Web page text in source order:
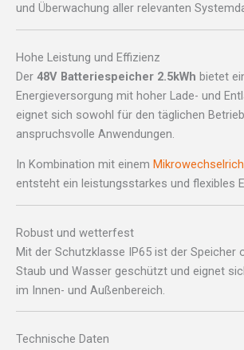
und Überwachung aller relevanten
Hohe Leistung und Effizienz
Der 48V Batteriespeicher 2.5kWh bietet
Energieversorgung mit hoher Lade- und
eignet sich sowohl für den täglichen
anspruchsvolle Anwendungen.
In Kombination mit einem
entsteht ein leistungsstarkes und flexibles
Robust und wetterfest
Mit der Schutzklasse IP65 ist der Speicher
Staub und Wasser geschützt und eignet
im Innen- und Außenbereich.
Technische Daten